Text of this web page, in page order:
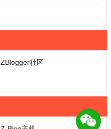
ZBlogger社区